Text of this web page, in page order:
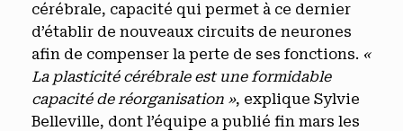
cérébrale, capacité qui permet à ce dernier
d’établir de nouveaux circuits de neurones
afin de compenser la perte de ses fonctions. «
La plasticité cérébrale est une formidable
capacité de réorganisation », explique Sylvie
Belleville, dont l’équipe a publié fin mars les